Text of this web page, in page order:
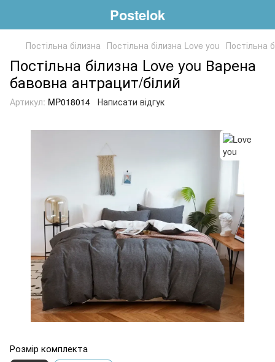
Postelok
Постільна білизна Постільна білизна Love you Постільна
Постільна білизна Love you Варена
бавовна антрацит/білий
Артикул: MP018014 Написати відгук
Розмір комплекта